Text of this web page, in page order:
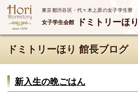
東京都渋谷区・代々木上原の女子学生寮
女子学生会館 ドミトリーほり
ドミトリーほり 館長ブログ
新入生の晩ごはん